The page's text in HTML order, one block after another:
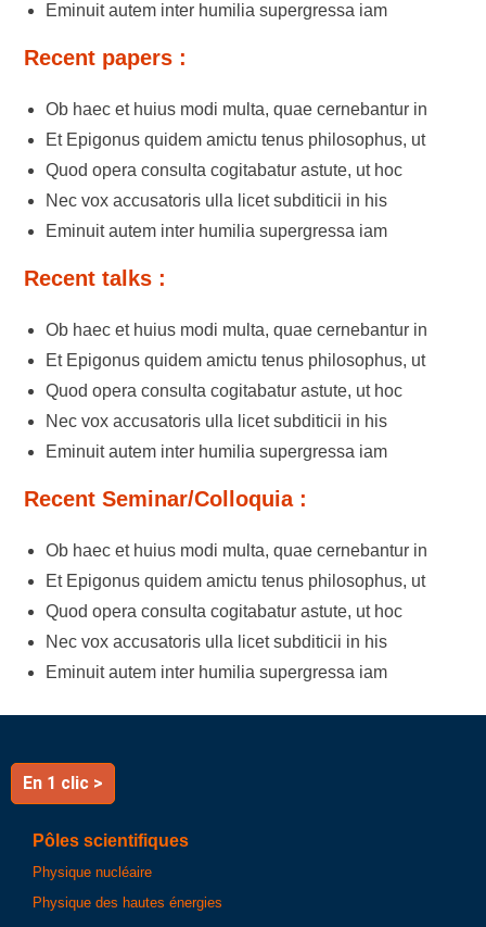
Eminuit autem inter humilia supergressa iam
Recent papers :
Ob haec et huius modi multa, quae cernebantur in
Et Epigonus quidem amictu tenus philosophus, ut
Quod opera consulta cogitabatur astute, ut hoc
Nec vox accusatoris ulla licet subditicii in his
Eminuit autem inter humilia supergressa iam
Recent talks :
Ob haec et huius modi multa, quae cernebantur in
Et Epigonus quidem amictu tenus philosophus, ut
Quod opera consulta cogitabatur astute, ut hoc
Nec vox accusatoris ulla licet subditicii in his
Eminuit autem inter humilia supergressa iam
Recent Seminar/Colloquia :
Ob haec et huius modi multa, quae cernebantur in
Et Epigonus quidem amictu tenus philosophus, ut
Quod opera consulta cogitabatur astute, ut hoc
Nec vox accusatoris ulla licet subditicii in his
Eminuit autem inter humilia supergressa iam
En 1 clic >
Pôles scientifiques
Physique nucléaire
Physique des hautes énergies